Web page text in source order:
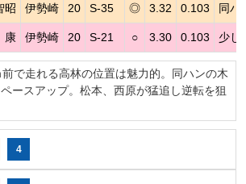
昭 伊勢崎 20 S-35 ◎ 3.32 0.103 同ハ
伊勢崎 20 S-21 ○ 3.30 0.103 少し
で走れる高林の位置は魅力的。同ハンの木
ースアップ。松本、西原が猛追し逆転を狙
4